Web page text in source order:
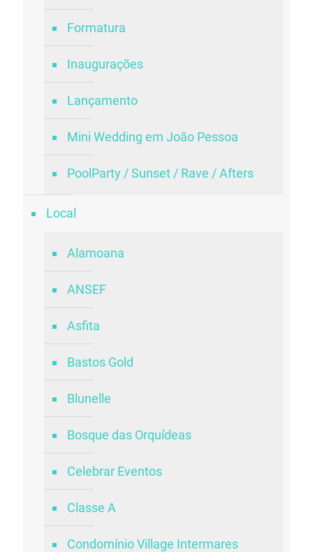
Formatura
Inaugurações
Lançamento
Mini Wedding em João Pessoa
PoolParty / Sunset / Rave / Afters
Local
Alamoana
ANSEF
Asfita
Bastos Gold
Blunelle
Bosque das Orquídeas
Celebrar Eventos
Classe A
Condomínio Village Intermares